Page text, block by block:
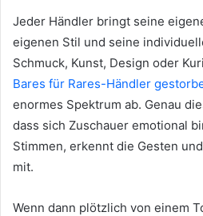
Jeder Händler bringt seine
eigenen Stil und seine
Schmuck, Kunst, Design oder
Bares für Rares-Händler
enormes Spektrum ab. Genau
dass sich Zuschauer emotional
Stimmen, erkennt die Gesten
mit.
Wenn dann plötzlich von einem